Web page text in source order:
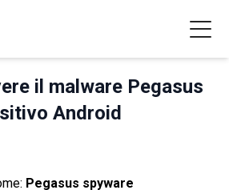
il malware Pegasus
Android
Pegasus spyware